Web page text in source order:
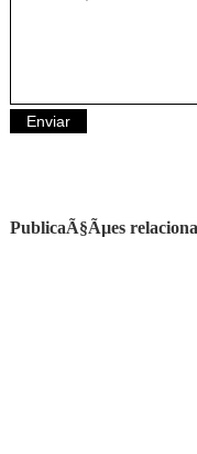
PublicaÃ§Ãµes